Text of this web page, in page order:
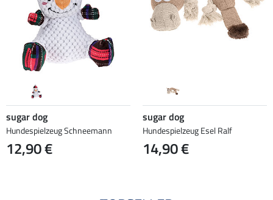
sugar dog
Hundespielzeug Schneemann
12,90 €
sugar dog
Hundespielzeug Esel Ralf
14,90 €